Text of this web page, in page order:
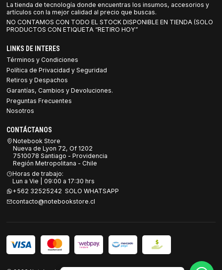
La tienda de tecnología donde encuentras los insumos, accesorios y
artículos con la mejor calidad al precio que buscas.
NO CONTAMOS CON TODO EL STOCK DISPONIBLE EN TIENDA (SOLO
PRODUCTOS CON ETIQUETA “RETIRO HOY”
LINKS DE INTERES
Términos y Condiciones
Política de Privacidad y Seguridad
Retiros y Despachos
Garantías, Cambios y Devoluciones.
Preguntas Frecuentes
Nosotros
CONTÁCTANOS
Notebook Store
Nueva de Lyon 72, Of 1202
7510078 Santiago - Providencia
Región Metropolitana - Chile
Horas de trabajo:
Lun a Vie | 09:00 a 17:30 hrs
+562 32525242 SOLO WHATSAPP
contacto@notebookstore.cl